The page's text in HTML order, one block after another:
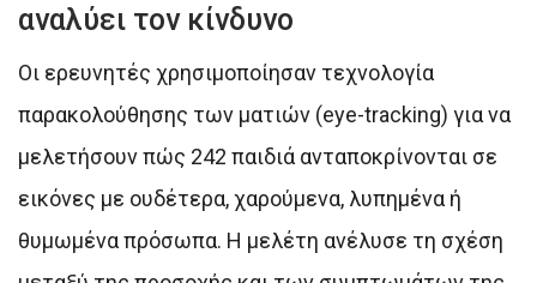
αναλύει τον κίνδυνο
Οι ερευνητές χρησιμοποίησαν τεχνολογία
παρακολούθησης των ματιών (eye-tracking) για να
μελετήσουν πώς 242 παιδιά ανταποκρίνονται σε
εικόνες με ουδέτερα, χαρούμενα, λυπημένα ή
θυμωμένα πρόσωπα. Η μελέτη ανέλυσε τη σχέση